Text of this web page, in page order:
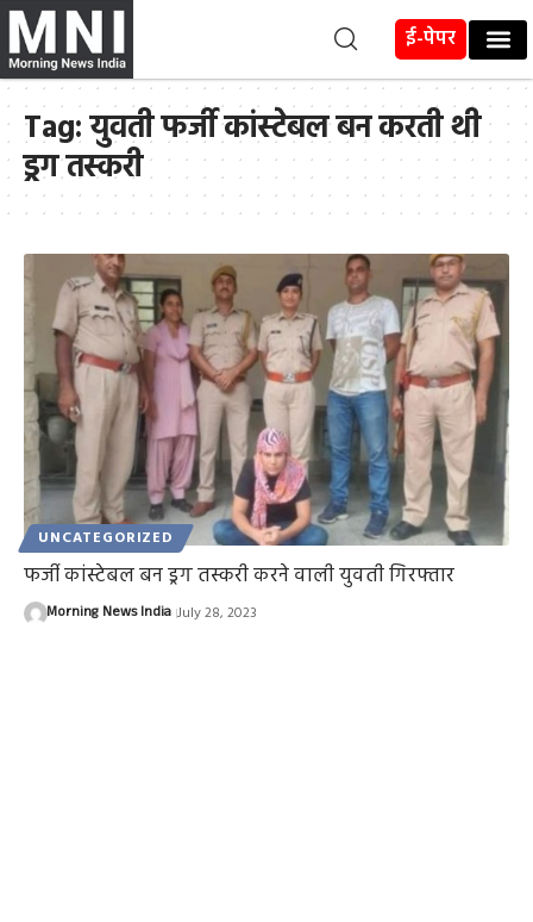
ई-पेपर
Tag:युवती फर्जी कांस्टेबल बन करती थी
ड्रग तस्करी
UNCATEGORIZED
फर्जी कांस्टेबल बन ड्रग तस्करी करने वाली युवती गिरफ्तार
Morning News India July 28, 2023